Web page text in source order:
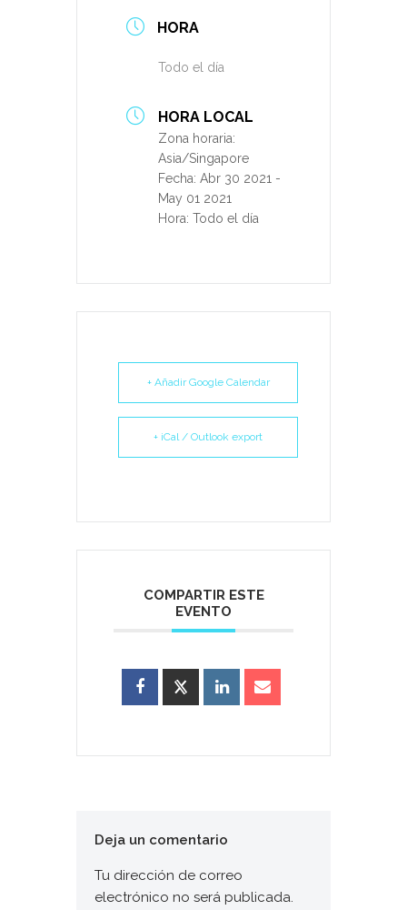
HORA
Todo el día
HORA LOCAL
Zona horaria:
Asia/Singapore
Fecha: Abr 30 2021 -
May 01 2021
Hora: Todo el día
+ Añadir Google Calendar
+ iCal / Outlook export
COMPARTIR ESTE
EVENTO
Deja un comentario
Tu dirección de correo
electrónico no será publicada.